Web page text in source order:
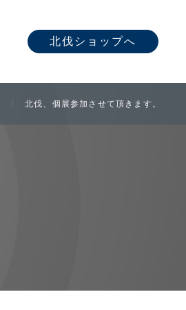
北伐ショップへ
北伐、個展参加させて頂きます。